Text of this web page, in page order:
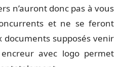
n’auront donc pas à vous
et ne se feront
supposés venir
avec logo permet